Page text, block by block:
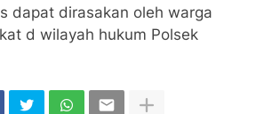
dapat dirasakan oleh warga
d wilayah hukum Polsek